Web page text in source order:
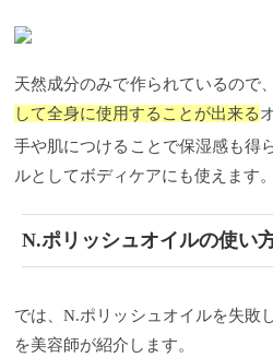
天然成分のみで作られているので
して全身に使用することが出来る
手や肌につけることで保湿感も得
ルとしてボディケアにも使えます。
N.ポリッシュオイルの使い
では、N.ポリッシュオイルを失敗
を美容師が紹介します。